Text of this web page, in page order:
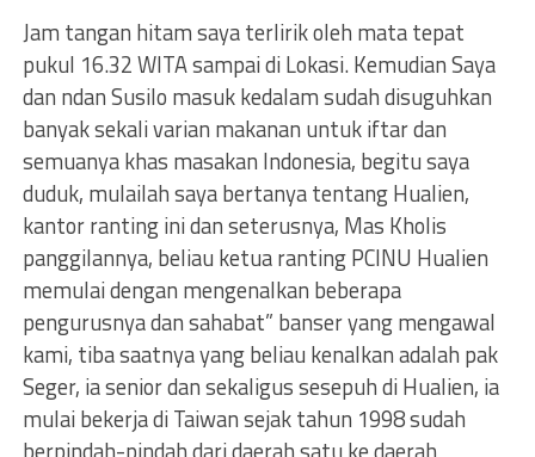
Jam tangan hitam saya terlirik oleh mata tepat
pukul 16.32 WITA sampai di Lokasi. Kemudian Saya
dan ndan Susilo masuk kedalam sudah disuguhkan
banyak sekali varian makanan untuk iftar dan
semuanya khas masakan Indonesia, begitu saya
duduk, mulailah saya bertanya tentang Hualien,
kantor ranting ini dan seterusnya, Mas Kholis
panggilannya, beliau ketua ranting PCINU Hualien
memulai dengan mengenalkan beberapa
pengurusnya dan sahabat” banser yang mengawal
kami, tiba saatnya yang beliau kenalkan adalah pak
Seger, ia senior dan sekaligus sesepuh di Hualien, ia
mulai bekerja di Taiwan sejak tahun 1998 sudah